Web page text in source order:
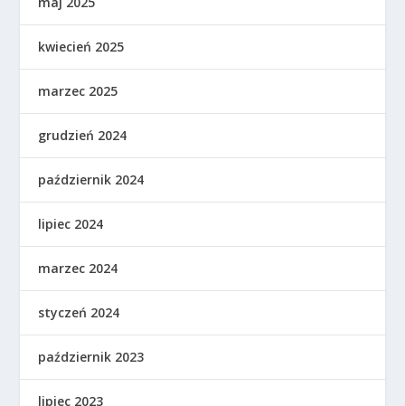
kwiecień 2025
marzec 2025
grudzień 2024
październik 2024
lipiec 2024
marzec 2024
styczeń 2024
październik 2023
lipiec 2023